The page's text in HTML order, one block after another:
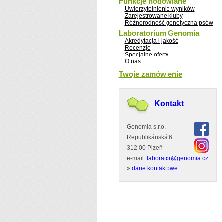
Uwierzytelnienie wyników
Zarejestrowane kluby
Różnorodność genetyczna psów
Laboratorium Genomia
Akredytacja i jakość
Recenzje
Specjalne oferty
O nas
Twoje zamówienie
Kontakt
Genomia s.r.o.
Republikánská 6
312 00 Plzeň
e-mail: laborator@genomia.cz
» dane kontaktowe